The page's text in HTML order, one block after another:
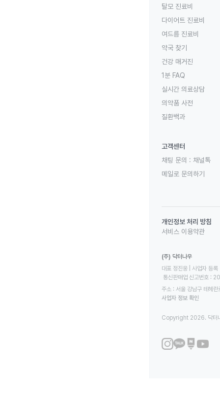
탈모 진료비
다이어트 진료비
여드름 진료비
약국 찾기
건강 매거진
1분 FAQ
실시간 의료상담
의약품 사전
질환백과
고객센터
채팅 문의 : 채널톡
메일로 문의하기
개인정보 처리 방침
서비스 이용약관
(주) 닥터나우
대표 정진웅 | 사업자
통신판매업 신고번호
주소 : 서울 강남구 테헤
사업자 정보 확인
Copyright 2026. 닥터